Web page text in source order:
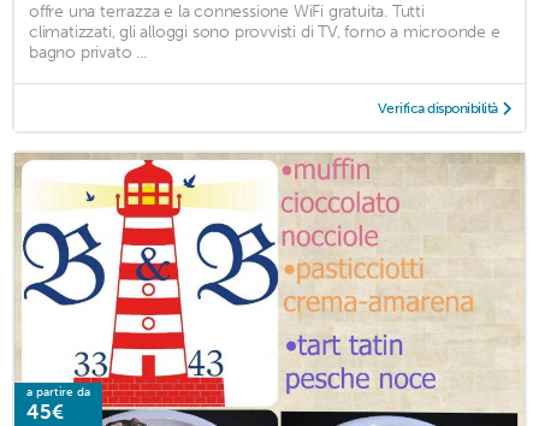
offre una terrazza e la connessione WiFi gratuita. Tutti
climatizzati, gli alloggi sono provvisti di TV, forno a microonde e
bagno privato ...
Verifica disponibilità
a partire da
45€